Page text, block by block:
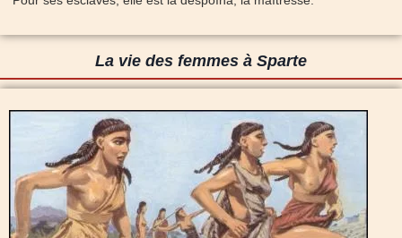
La vie des femmes à Sparte